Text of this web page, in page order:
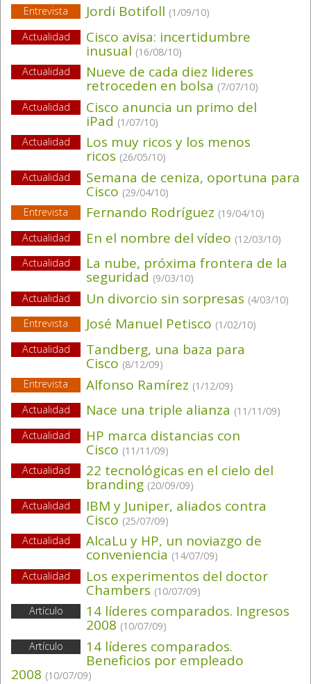
Entrevista
Jordi Botifoll (1/09/10)
Actualidad
Cisco avisa: incertidumbre
inusual (16/08/10)
Actualidad
Nueve de cada diez lideres
retroceden en bolsa (7/07/10)
Actualidad
Cisco anuncia un primo del
iPad (1/07/10)
Actualidad
Los muy ricos y los menos
ricos (26/05/10)
Actualidad
Semana de ceniza, oportuna para
Cisco (29/04/10)
Entrevista
Fernando Rodríguez (19/04/10)
Actualidad
En el nombre del vídeo (12/03/10)
Actualidad
La nube, próxima frontera de la
seguridad (9/03/10)
Actualidad
Un divorcio sin sorpresas (4/03/10)
Entrevista
José Manuel Petisco (1/02/10)
Actualidad
Tandberg, una baza para
Cisco (8/12/09)
Entrevista
Alfonso Ramírez (1/12/09)
Actualidad
Nace una triple alianza (11/11/09)
Actualidad
HP marca distancias con
Cisco (11/11/09)
Actualidad
22 tecnológicas en el cielo del
branding (20/09/09)
Actualidad
IBM y Juniper, aliados contra
Cisco (25/07/09)
Actualidad
AlcaLu y HP, un noviazgo de
conveniencia (14/07/09)
Actualidad
Los experimentos del doctor
Chambers (10/07/09)
Artículo
14 líderes comparados. Ingresos
2008 (10/07/09)
Artículo
14 líderes comparados.
Beneficios por empleado
2008 (10/07/09)